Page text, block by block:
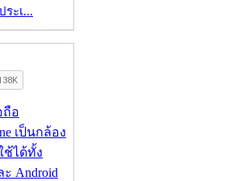
ระเ...
ถือ
เป็นกล้อง
ช้ได้ทั้ง
ะ Android